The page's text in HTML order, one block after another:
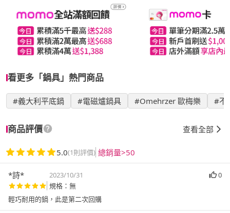
看更多「鍋具」熱門商品
#義大利平底鍋 #電磁爐鍋具 #Omehrzer 歐梅樂 #不
商品評價 查看全部
5.0(1則評價) 總銷量>50
*詩* 2023/10/31
0
規格：無
輕巧耐用的鍋，此是第二次回購